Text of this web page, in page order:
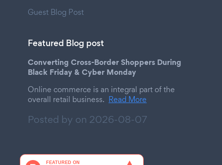
Guest Blog Post
Featured Blog post
Converting Cross-Border Shoppers During
Black Friday & Cyber Monday
Online commerce is an integral part of the
overall retail business. Read More
Posted by on 2026-08-07